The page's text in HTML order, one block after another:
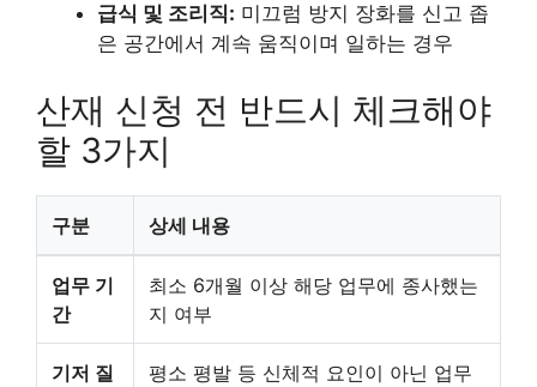
급식 및 조리직: 미끄럼 방지 장화를 신고 좁
은 공간에서 계속 움직이며 일하는 경우
산재 신청 전 반드시 체크해야
할 3가지
구분 상세 내용
업무 기
간
최소 6개월 이상 해당 업무에 종사했는
지 여부
기저 질
평소 평발 등 신체적 요인이 아닌 업무